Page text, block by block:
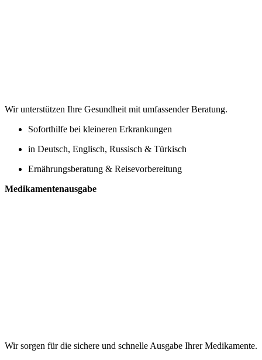
Wir unterstützen Ihre Gesundheit mit umfassender Beratung.
Soforthilfe bei kleineren Erkrankungen
in Deutsch, Englisch, Russisch & Türkisch
Ernährungsberatung & Reisevorbereitung
Medikamenten­ausgabe
Wir sorgen für die sichere und schnelle Ausgabe Ihrer Medikamente.